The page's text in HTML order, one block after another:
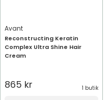
Avant
Reconstructing Keratin
Complex Ultra Shine Hair
Cream
865 kr 1 butik